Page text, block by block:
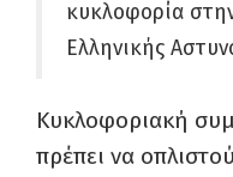
κυκλοφορία
Ελληνικής
Κυκλοφοριακή
πρέπει να